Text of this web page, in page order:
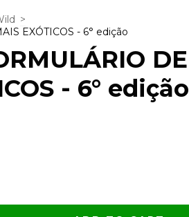
>
EXÓTICOS - 6° edição
DE
- 6° edição